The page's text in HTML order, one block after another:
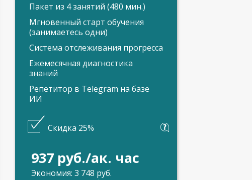
Пакет из 4 занятий (480 мин.)
Мгновенный старт обучения
(занимаетесь одни)
Система отслеживания прогресса
Ежемесячная диагностика
знаний
Репетитор в Telegram на базе
ИИ
Скидка 25%
937 руб./ак. час
Экономия: 3 748 руб.